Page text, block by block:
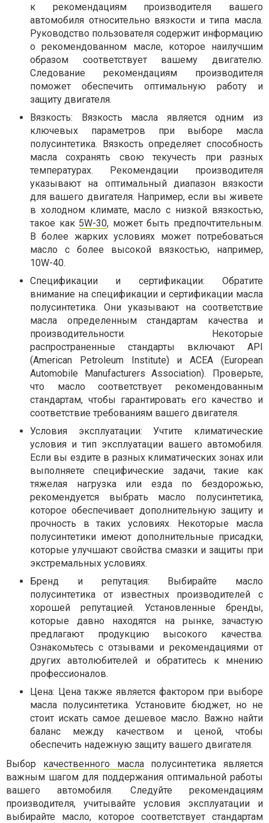
к рекомендациям производителя вашего
автомобиля относительно вязкости и типа масла.
Руководство пользователя содержит информацию
о рекомендованном масле, которое наилучшим
образом соответствует вашему двигателю.
Следование рекомендациям производителя
поможет обеспечить оптимальную работу и
защиту двигателя.
Вязкость: Вязкость масла является одним из
ключевых параметров при выборе масла
полусинтетика. Вязкость определяет способность
масла сохранять свою текучесть при разных
температурах. Рекомендации производителя
указывают на оптимальный диапазон вязкости
для вашего двигателя. Например, если вы живете
в холодном климате, масло с низкой вязкостью,
такое как 5W-30, может быть предпочтительным.
В более жарких условиях может потребоваться
масло с более высокой вязкостью, например,
10W-40.
Спецификации и сертификации: Обратите
внимание на спецификации и сертификации масла
полусинтетика. Они указывают на соответствие
масла определенным стандартам качества и
производительности. Некоторые
распространенные стандарты включают API
(American Petroleum Institute) и ACEA (European
Automobile Manufacturers Association). Проверьте,
что масло соответствует рекомендованным
стандартам, чтобы гарантировать его качество и
соответствие требованиям вашего двигателя.
Условия эксплуатации: Учтите климатические
условия и тип эксплуатации вашего автомобиля.
Если вы ездите в разных климатических зонах или
выполняете специфические задачи, такие как
тяжелая нагрузка или езда по бездорожью,
рекомендуется выбрать масло полусинтетика,
которое обеспечивает дополнительную защиту и
прочность в таких условиях. Некоторые масла
полусинтетики имеют дополнительные присадки,
которые улучшают свойства смазки и защиты при
экстремальных условиях.
Бренд и репутация: Выбирайте масло
полусинтетика от известных производителей с
хорошей репутацией. Установленные бренды,
которые давно находятся на рынке, зачастую
предлагают продукцию высокого качества.
Ознакомьтесь с отзывами и рекомендациями от
других автолюбителей и обратитесь к мнению
профессионалов.
Цена: Цена также является фактором при выборе
масла полусинтетика. Установите бюджет, но не
стоит искать самое дешевое масло. Важно найти
баланс между качеством и ценой, чтобы
обеспечить надежную защиту вашего двигателя.
Выбор качественного маслаполусинтетика является
важным шагом для поддержания оптимальной работы
вашего автомобиля. Следуйте рекомендациям
производителя, учитывайте условия эксплуатации и
выбирайте масло, которое соответствует стандартам